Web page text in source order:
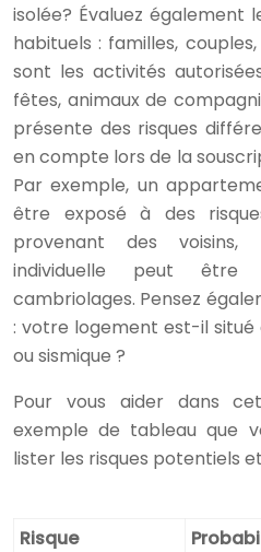
isolée? Évaluez également
habituels : familles,
sont les activités
fêtes, animaux de
présente des risques
en compte lors de la
Par exemple, un
être exposé à des
provenant des voisins,
individuelle peut être
cambriolages. Pensez
: votre logement est-il situé
ou sismique ?
Pour vous aider dans
exemple de tableau que
lister les risques potentiels
Risque